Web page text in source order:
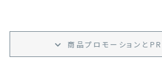
商品プロモーション と PR